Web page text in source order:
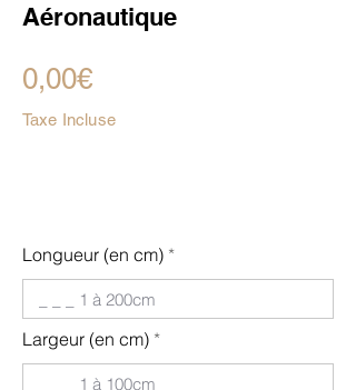
Aéronautique
0,00€
Taxe Incluse
Longueur (en cm)
Largeur (en cm)